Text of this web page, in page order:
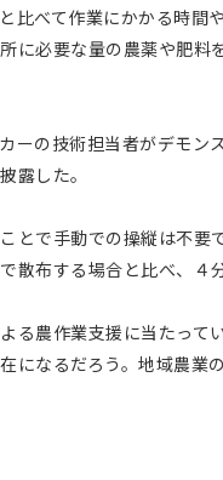
比べて作業にかかる時間
に必要な量の農薬や肥
ーの技術担当者がデモン
露した。
とで手動での操縦は不要
散布する場合と比べ、４
る農作業支援に当たって
になるだろう。地域農